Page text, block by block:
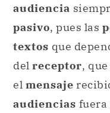
audiencia
pasivo, pues las
textos que
del receptor, que
el mensaje
audiencias fuera